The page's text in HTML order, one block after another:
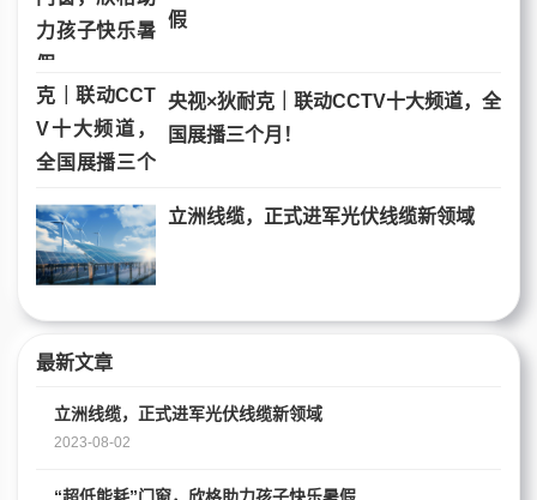
假
央视×狄耐克｜联动CCTV十大频道，全
国展播三个月！
立洲线缆，正式进军光伏线缆新领域
最新文章
立洲线缆，正式进军光伏线缆新领域
2023-08-02
“超低能耗”门窗，欣格助力孩子快乐暑假